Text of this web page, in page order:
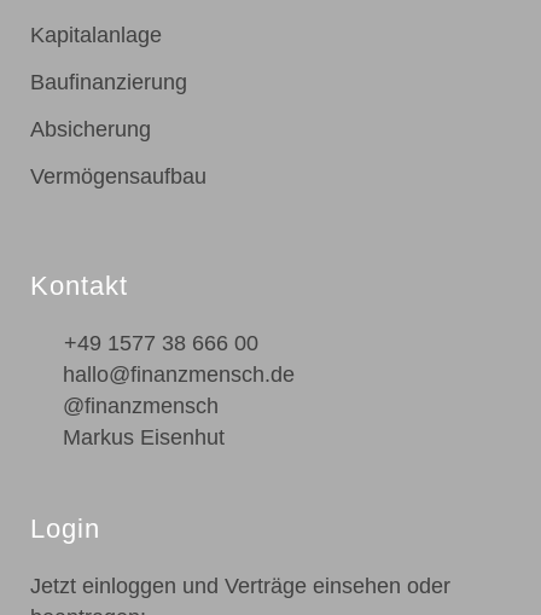
Kapitalanlage
Baufinanzierung
Absicherung
Vermögensaufbau
Kontakt
+49 1577 38 666 00
hallo@finanzmensch.de
@finanzmensch
Markus Eisenhut
Login
Jetzt einloggen und Verträge einsehen oder